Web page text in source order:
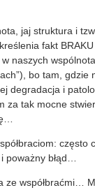
jaj struktura i
fakt
naszych
bo tam, gdzie
degradacja i
za tak mocne
często
poważny błąd…
ze współbraćmi…